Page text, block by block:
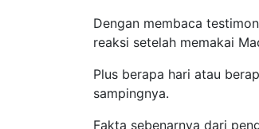
Dengan membaca
reaksi setelah memakai
Plus berapa hari atau
sampingnya.
Fakta sebenarnya dari